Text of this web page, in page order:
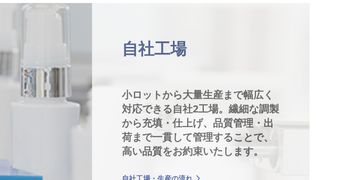
自社工場
小ロットから大量生産まで幅広く
対応できる自社2工場。繊細な調製
から充填・仕上げ、品質管理・出
荷まで一貫して管理することで、
高い品質をお約束いたします。